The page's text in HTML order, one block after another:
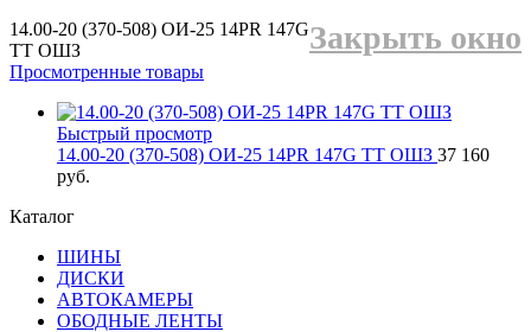
Закрыть окно
14.00-20 (370-508) ОИ-25 14PR 147G
TT ОШЗ
Просмотренные товары
Быстрый просмотр
14.00-20 (370-508) ОИ-25 14PR 147G TT ОШЗ 37 160
руб.
Каталог
ШИНЫ
ДИСКИ
АВТОКАМЕРЫ
ОБОДНЫЕ ЛЕНТЫ